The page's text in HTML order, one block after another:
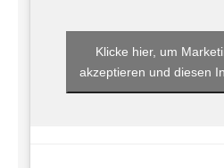
Klicke hier, um
akzeptieren und diesen